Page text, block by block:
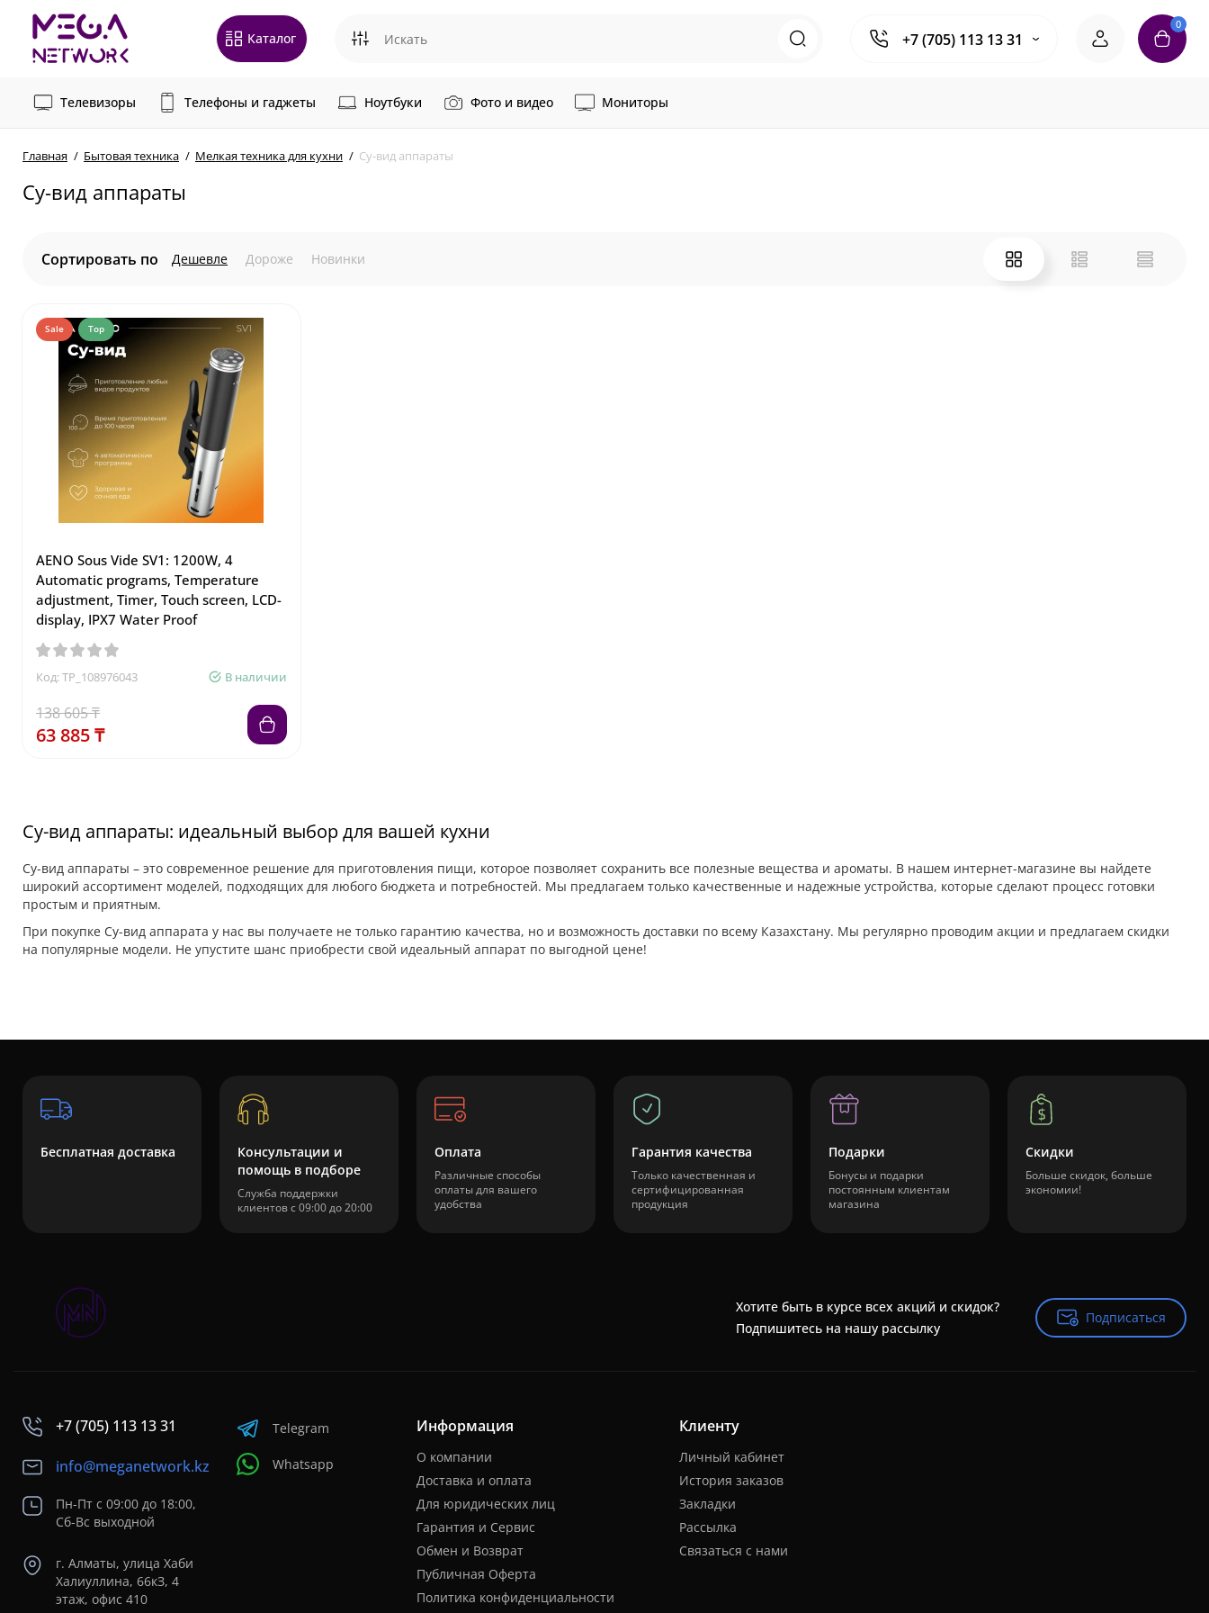
Каталог +7 (705) 113 13 31
0
Телевизоры Телефоны и гаджеты Ноутбуки Фото и видео Мониторы
Главная Бытовая техника Мелкая техника для кухни Су-вид аппараты
Су-вид аппараты
Сортировать по Дешевле Дороже Новинки
Sale Top
AENO Sous Vide SV1: 1200W, 4
Automatic programs, Temperature
adjustment, Timer, Touch screen, LCD-
display, IPX7 Water Proof
Код: TP_108976043 В наличии
138 605 ₸
63 885 ₸
Су-вид аппараты: идеальный выбор для вашей кухни
Су-вид аппараты – это современное решение для приготовления пищи, которое позволяет сохранить все полезные вещества и ароматы. В нашем интернет-магазине вы найдете
широкий ассортимент моделей, подходящих для любого бюджета и потребностей. Мы предлагаем только качественные и надежные устройства, которые сделают процесс готовки
простым и приятным.
При покупке Су-вид аппарата у нас вы получаете не только гарантию качества, но и возможность доставки по всему Казахстану. Мы регулярно проводим акции и предлагаем скидки
на популярные модели. Не упустите шанс приобрести свой идеальный аппарат по выгодной цене!
Бесплатная доставка
Консультации и
помощь в подборе
Служба поддержки
клиентов с 09:00 до 20:00
Оплата
Различные способы
оплаты для вашего
удобства
Гарантия качества
Только качественная и
сертифицированная
продукция
Подарки
Бонусы и подарки
постоянным клиентам
магазина
Скидки
Больше скидок, больше
экономии!
Хотите быть в курсе всех акций и скидок?
Подпишитесь на нашу рассылку
Подписаться
Подписаться
+7 (705) 113 13 31
info@meganetwork.kz
Пн-Пт с 09:00 до 18:00,
Сб-Вс выходной
г. Алматы, улица Хаби
Халиуллина, 66кЗ, 4
этаж, офис 410
Telegram
Whatsapp
Информация
О компании
Доставка и оплата
Для юридических лиц
Гарантия и Сервис
Обмен и Возврат
Публичная Оферта
Политика конфиденциальности
Клиенту
Личный кабинет
История заказов
Закладки
Рассылка
Связаться с нами